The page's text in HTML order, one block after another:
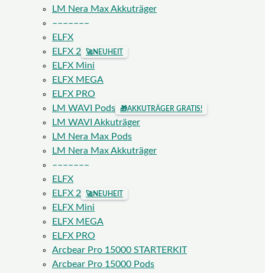
LM Nera Max Akkuträger
–––––––
ELFX
ELFX 2
🚀NEUHEIT
ELFX Mini
ELFX MEGA
ELFX PRO
LM WAVI Pods
🎁AKKUTRÄGER GRATIS!
LM WAVI Akkuträger
LM Nera Max Pods
LM Nera Max Akkuträger
–––––––
ELFX
ELFX 2
🚀NEUHEIT
ELFX Mini
ELFX MEGA
ELFX PRO
Arcbear Pro 15000 STARTERKIT
Arcbear Pro 15000 Pods